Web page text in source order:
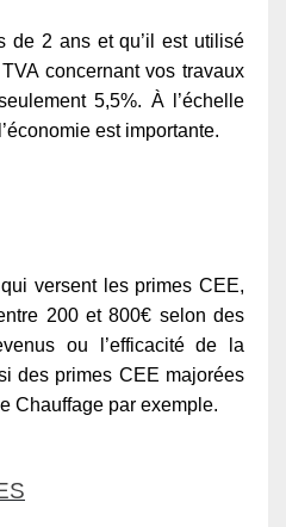
de 2 ans et qu’il est utilisé
concernant vos travaux
5,5%. À l’échelle
est importante.
versent les primes CEE,
200 et 800€ selon des
ou l’efficacité de la
des primes CEE majorées
Chauffage par exemple.